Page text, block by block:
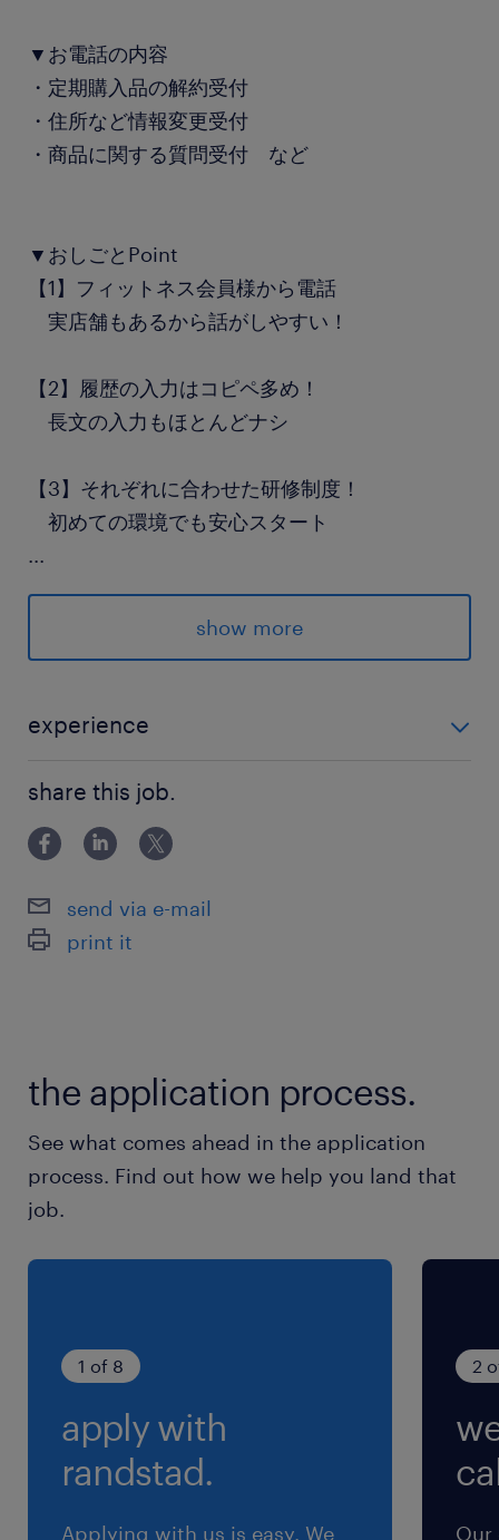
▼お電話の内容
・定期購入品の解約受付
・住所など情報変更受付
・商品に関する質問受付 など
▼おしごとPoint
【1】フィットネス会員様から電話
実店舗もあるから話がしやすい！
【2】履歴の入力はコピペ多め！
長文の入力もほとんどナシ
【3】それぞれに合わせた研修制度！
初めての環境でも安心スタート
...
＊みなさんに負担がかからないよう
＊服装・髪色・ネイル・ヒゲは自由♪
派遣先の特徴
コンタクトセンターの運営、カスタマーサポート
なので採用率もUP♪
伊予鉄道／古町駅（車5分）
休日休暇
シフト制
＊月曜～土曜の週5日シフト制です♪ ＊GWや年
末年始は暦通りのお休みアリ◎
10:00-19:00（実働8時間00分・休憩60分）
残業
＊基本は残業なし！ ＊お客様対応が長引いた時
のみ、多少の発生の可能性あり
show more
experience
がある方や、コールセンター経験者、大歓迎♪ ◎パソコ
ンで文字入力ができればOK！
share this job.
send via e-mail
print it
the application process.
See what comes ahead in the application
process. Find out how we help you land that
job.
1 of 8
apply with
randstad.
Applying with us is easy. We
2
Our